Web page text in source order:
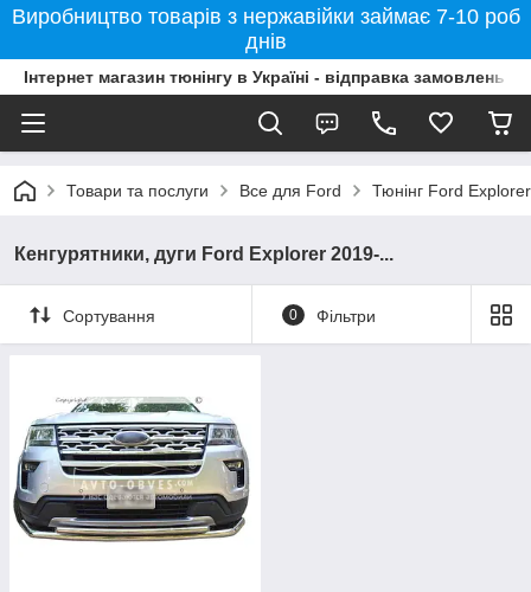
Виробництво товарів з нержавійки займає 7-10 роб
днів
Інтернет магазин тюнінгу в Україні - відправка замовлень
Товари та послуги Все для Ford Тюнінг Ford
Кенгурятники, дуги Ford Explorer 2019-...
Сортування 0 Фільтри